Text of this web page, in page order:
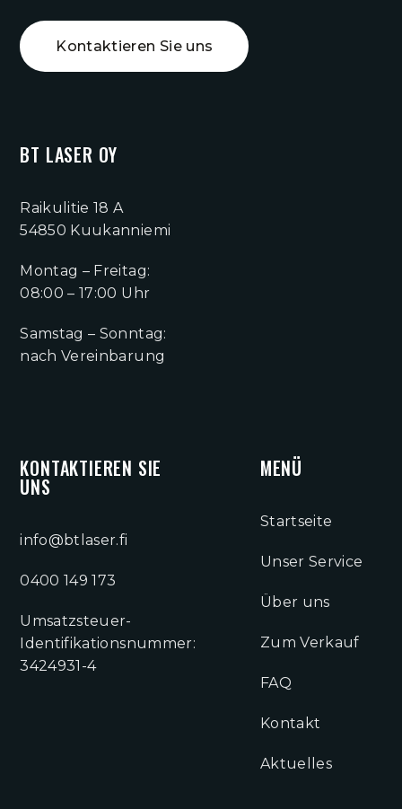
BT LASER OY
Raikulitie 18 A
54850 Kuukanniemi
Montag – Freitag:
08:00 – 17:00 Uhr
Samstag – Sonntag:
nach Vereinbarung
MENÜ
Startseite
Unser Service
Über uns
Zum Verkauf
FAQ
Kontakt
Aktuelles
KONTAKTIEREN SIE
UNS
info@btlaser.fi
0400 149 173
Umsatzsteuer-
Identifikationsnummer:
3424931-4
Kontaktieren Sie uns